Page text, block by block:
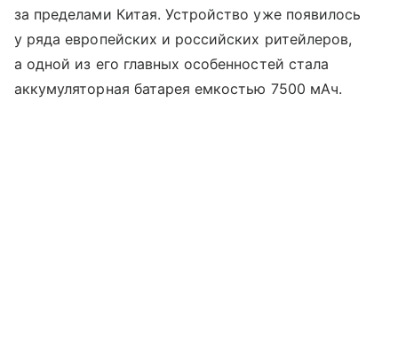
за пределами Китая. Устройство уже появилось
у ряда европейских и российских ритейлеров,
а одной из его главных особенностей стала
аккумуляторная батарея емкостью 7500 мАч.